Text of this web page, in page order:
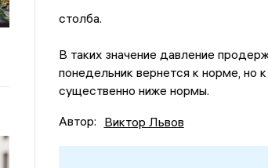
столба.
В таких значение давление
понедельник вернется к норме,
существенно ниже нормы.
Автор: Виктор Львов